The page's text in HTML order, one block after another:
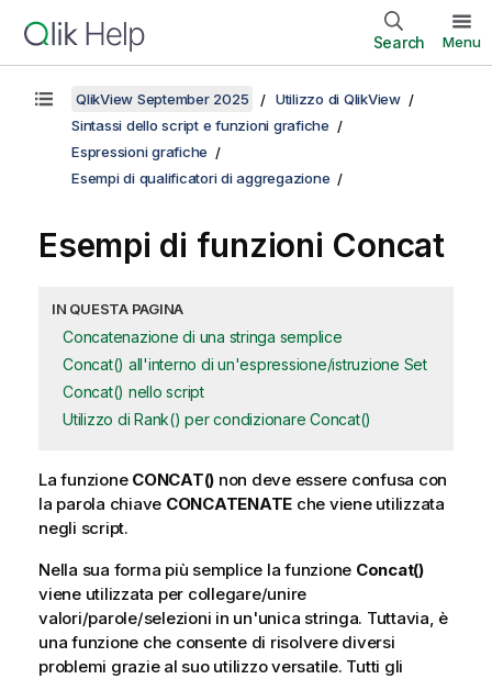
Search Menu
QlikView September 2025
Utilizzo di QlikView
Sintassi dello script e funzioni grafiche
Espressioni grafiche
Esempi di qualificatori di aggregazione
Esempi di funzioni Concat
IN QUESTA PAGINA
Concatenazione di una stringa semplice
Concat() all'interno di un'espressione/istruzione Set
Concat() nello script
Utilizzo di Rank() per condizionare Concat()
La funzione CONCAT() non deve essere confusa con
la parola chiave CONCATENATE che viene utilizzata
negli script.
Nella sua forma più semplice la funzione Concat()
viene utilizzata per collegare/unire
valori/parole/selezioni in un'unica stringa. Tuttavia, è
una funzione che consente di risolvere diversi
problemi grazie al suo utilizzo versatile. Tutti gli